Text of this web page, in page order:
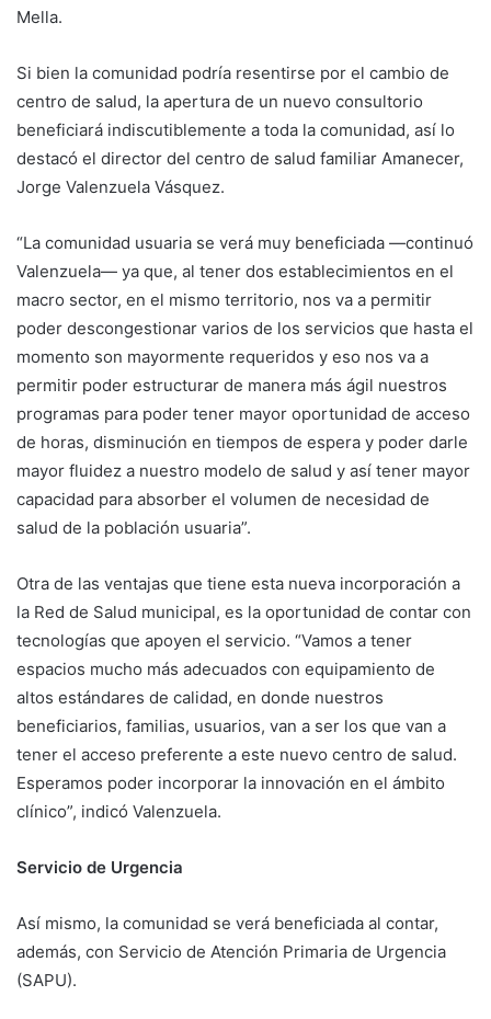
Mella.
Si bien la comunidad podría resentirse por el cambio de
centro de salud, la apertura de un nuevo consultorio
beneficiará indiscutiblemente a toda la comunidad, así lo
destacó el director del centro de salud familiar Amanecer,
Jorge Valenzuela Vásquez.
“La comunidad usuaria se verá muy beneficiada —continuó
Valenzuela— ya que, al tener dos establecimientos en el
macro sector, en el mismo territorio, nos va a permitir
poder descongestionar varios de los servicios que hasta el
momento son mayormente requeridos y eso nos va a
permitir poder estructurar de manera más ágil nuestros
programas para poder tener mayor oportunidad de acceso
de horas, disminución en tiempos de espera y poder darle
mayor fluidez a nuestro modelo de salud y así tener mayor
capacidad para absorber el volumen de necesidad de
salud de la población usuaria”.
Otra de las ventajas que tiene esta nueva incorporación a
la Red de Salud municipal, es la oportunidad de contar con
tecnologías que apoyen el servicio. “Vamos a tener
espacios mucho más adecuados con equipamiento de
altos estándares de calidad, en donde nuestros
beneficiarios, familias, usuarios, van a ser los que van a
tener el acceso preferente a este nuevo centro de salud.
Esperamos poder incorporar la innovación en el ámbito
clínico”, indicó Valenzuela.
Servicio de Urgencia
Así mismo, la comunidad se verá beneficiada al contar,
además, con Servicio de Atención Primaria de Urgencia
(SAPU).